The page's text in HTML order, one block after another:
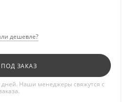
дешевле?
ПОД ЗАКАЗ
дней. Наши менеджеры свяжутся с